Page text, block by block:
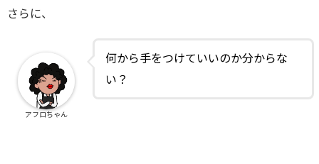
さらに、
何から手をつけていいのか分からな
い？
アフロちゃん